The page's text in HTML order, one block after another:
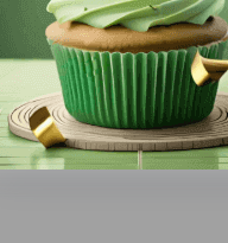
Sign
Conoce la legalidad de
Know y...